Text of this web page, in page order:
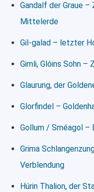
Gandalf der Graue –
Mittelerde
Gil-galad – letzter
Gimli, Glóins Sohn –
Glaurung, der
Glorfindel –
Gollum / Sméagol –
Grima
Verblendung
Húrin Thalion, der